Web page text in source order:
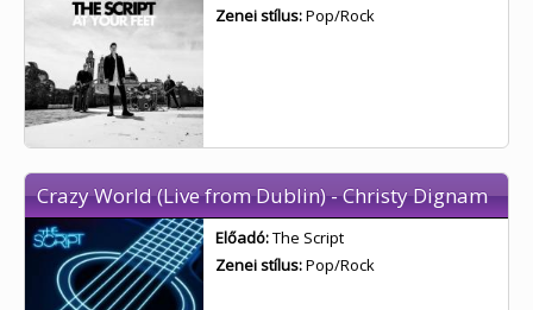
Zenei stílus:Pop/Rock
Crazy World (Live from Dublin) - Christy Dignam
Előadó:The Script
Zenei stílus:Pop/Rock